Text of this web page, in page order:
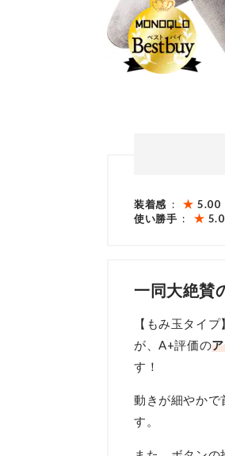
装着感 5.00
使い勝手
一同大絶賛
【もみ玉タイ
が、A+評価の
す！
動きが細やかで
す。